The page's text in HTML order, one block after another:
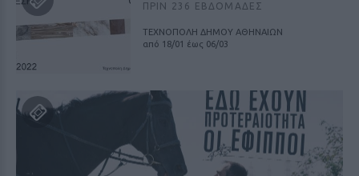
ΠΡΙΝ 236 ΕΒΔΟΜΆΔΕΣ
ΤΕΧΝΟΠΟΛΗ ΔΗΜΟΥ ΑΘΗΝΑΙΩΝ
από 18/01 έως 06/03